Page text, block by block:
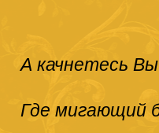
А качнетесь
Где мигающий